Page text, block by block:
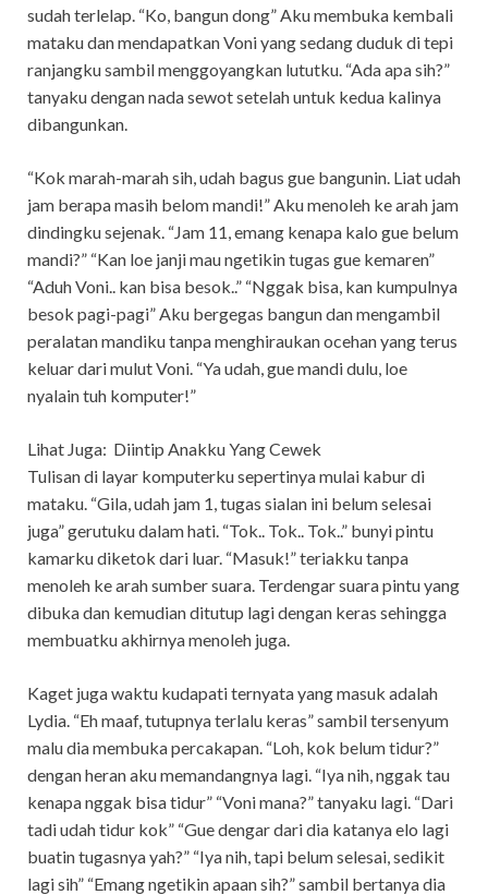
sudah terlelap. “Ko, bangun dong” Aku membuka kembali
mataku dan mendapatkan Voni yang sedang duduk di tepi
ranjangku sambil menggoyangkan lututku. “Ada apa sih?”
tanyaku dengan nada sewot setelah untuk kedua kalinya
dibangunkan.
“Kok marah-marah sih, udah bagus gue bangunin. Liat udah
jam berapa masih belom mandi!” Aku menoleh ke arah jam
dindingku sejenak. “Jam 11, emang kenapa kalo gue belum
mandi?” “Kan loe janji mau ngetikin tugas gue kemaren”
“Aduh Voni.. kan bisa besok..” “Nggak bisa, kan kumpulnya
besok pagi-pagi” Aku bergegas bangun dan mengambil
peralatan mandiku tanpa menghiraukan ocehan yang terus
keluar dari mulut Voni. “Ya udah, gue mandi dulu, loe
nyalain tuh komputer!”
Lihat Juga: Diintip Anakku Yang Cewek
Tulisan di layar komputerku sepertinya mulai kabur di
mataku. “Gila, udah jam 1, tugas sialan ini belum selesai
juga” gerutuku dalam hati. “Tok.. Tok.. Tok..” bunyi pintu
kamarku diketok dari luar. “Masuk!” teriakku tanpa
menoleh ke arah sumber suara. Terdengar suara pintu yang
dibuka dan kemudian ditutup lagi dengan keras sehingga
membuatku akhirnya menoleh juga.
Kaget juga waktu kudapati ternyata yang masuk adalah
Lydia. “Eh maaf, tutupnya terlalu keras” sambil tersenyum
malu dia membuka percakapan. “Loh, kok belum tidur?”
dengan heran aku memandangnya lagi. “Iya nih, nggak tau
kenapa nggak bisa tidur” “Voni mana?” tanyaku lagi. “Dari
tadi udah tidur kok” “Gue dengar dari dia katanya elo lagi
buatin tugasnya yah?” “Iya nih, tapi belum selesai, sedikit
lagi sih” “Emang ngetikin apaan sih?” sambil bertanya dia